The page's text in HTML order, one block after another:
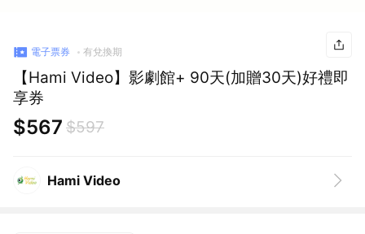
電子票券 有兌換期
【Hami Video】影劇館+ 90天(加贈30天)好禮即
享券
$567 $597
Hami Video